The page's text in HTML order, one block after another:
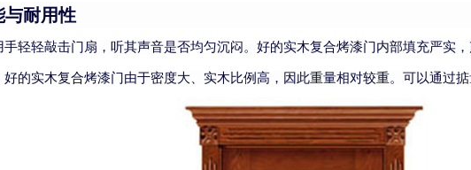
耐用性
手轻轻敲击门扇，听其声音是否均匀沉闷。好的实木复合烤漆门内部填充严实
好的实木复合烤漆门由于密度大、实木比例高，因此重量相对较重。可以通过